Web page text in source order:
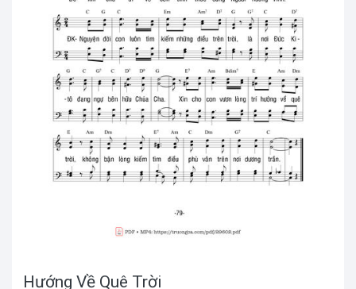
Hướng Về Quê Trời